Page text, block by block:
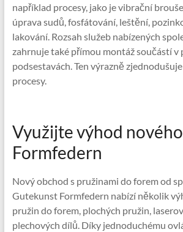
například procesy, jako je vibrační
úprava sudů, fosfátování, leštění,
lakování. Rozsah služeb nabízených
zahrnuje také přímou montáž součástí v
podsestavách. Ten výrazně
procesy.
Využijte výhod
Formfedern
Nový obchod s pružinami do forem od
Gutekunst Formfedern nabízí několik
pružin do forem, plochých pružin,
plechových dílů. Díky jednoduchému